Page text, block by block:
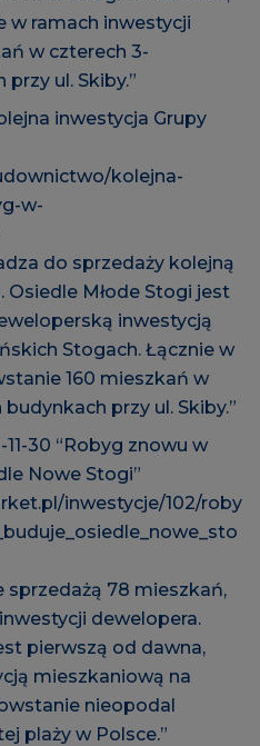
w ramach inwestycji
w czterech 3-
ul. Skiby.”
inwestycja Grupy
kolejna-
w-
do sprzedaży kolejną
Osiedle Młode Stogi jest
inwestycją
Stogach. Łącznie w
160 mieszkań w
przy ul. Skiby.”
11-30 “Robyg znowu w
Nowe Stogi”
inwestycje/102/roby
sprzedażą 78 mieszkań,
dewelopera.
pierwszą od dawna,
mieszkaniową na
nieopodal
plaży w Polsce.”